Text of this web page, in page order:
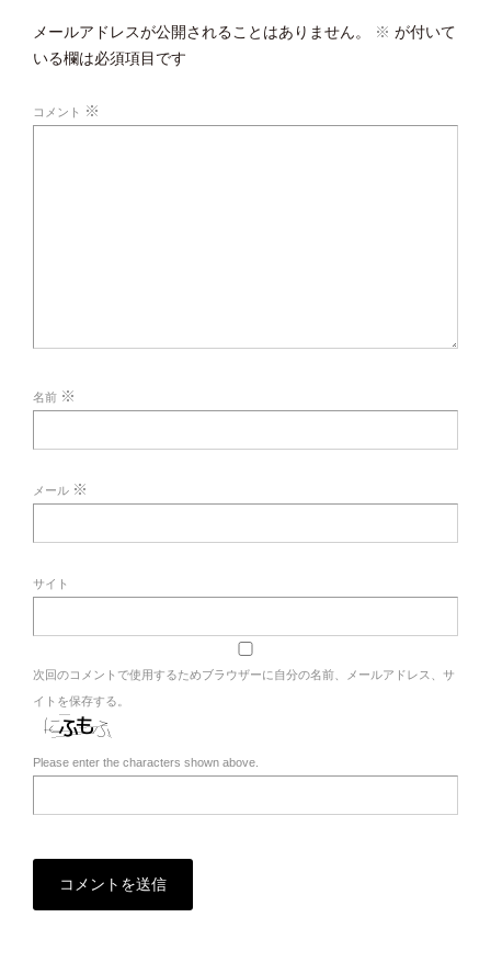
メールアドレスが公開されることはありません。 ※ が付いて
いる欄は必須項目です
コメント ※
名前 ※
メール ※
サイト
次回のコメントで使用するためブラウザーに自分の名前、メールアドレス、サ
イトを保存する。
Please enter the characters shown above.